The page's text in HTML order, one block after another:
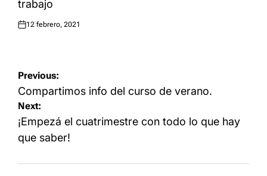
trabajo
Posted
12 febrero, 2021
Navegación
de
entradas
Previous:
Compartimos info del curso de verano.
Next:
¡Empezá el cuatrimestre con todo lo que hay
que saber!